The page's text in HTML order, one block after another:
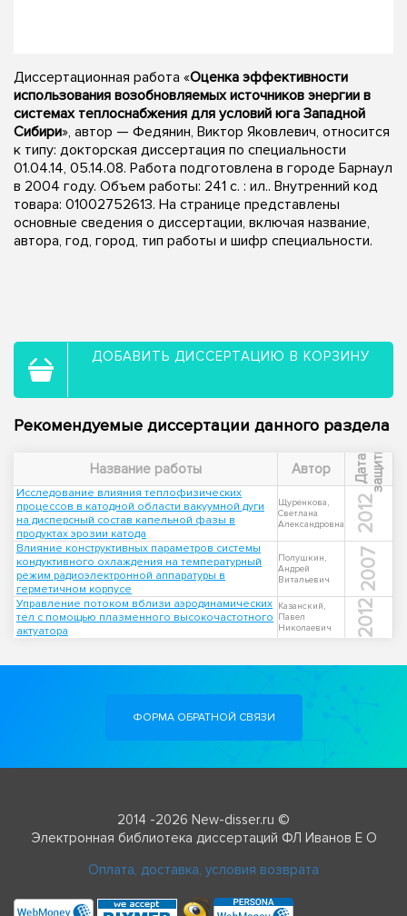
Диссертационная работа «Оценка эффективности
использования возобновляемых источников энергии в
системах теплоснабжения для условий юга Западной
Сибири», автор — Федянин, Виктор Яковлевич, относится
к типу: докторская диссертация по специальности
01.04.14, 05.14.08. Работа подготовлена в городе Барнаул
в 2004 году. Объем работы: 241 с. : ил.. Внутренний код
товара: 01002752613. На странице представлены
основные сведения о диссертации, включая название,
автора, год, город, тип работы и шифр специальности.
ДОБАВИТЬ ДИССЕРТАЦИЮ В КОРЗИНУ
Рекомендуемые диссертации данного раздела
Название работы Автор Д
а
т
а
з
а
щ
и
т ы
Исследование влияния теплофизических
процессов в катодной области вакуумной дуги
на дисперсный состав капельной фазы в
продуктах эрозии катода
Щуренкова,
Светлана
Александровна
2012
Влияние конструктивных параметров системы
кондуктивного охлаждения на температурный
режим радиоэлектронной аппаратуры в
герметичном корпусе
Полушкин,
Андрей
Витальевич
2007
Управление потоком вблизи аэродинамических
тел с помощью плазменного высокочастотного
актуатора
Казанский,
Павел
Николаевич
2012
ФОРМА ОБРАТНОЙ СВЯЗИ
2014 -2026 New-disser.ru ©
Электронная библиотека диссертаций ФЛ Иванов Е О
Оплата, доставка, условия возврата